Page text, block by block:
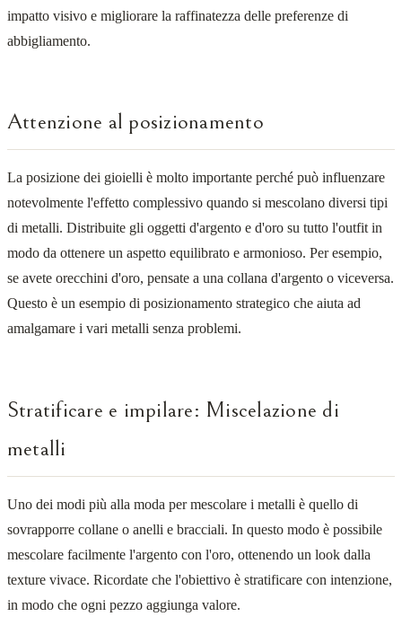
impatto visivo e migliorare la raffinatezza delle preferenze di
abbigliamento.
Attenzione al posizionamento
La posizione dei gioielli è molto importante perché può influenzare
notevolmente l'effetto complessivo quando si mescolano diversi tipi
di metalli. Distribuite gli oggetti d'argento e d'oro su tutto l'outfit in
modo da ottenere un aspetto equilibrato e armonioso. Per esempio,
se avete orecchini d'oro, pensate a una collana d'argento o viceversa.
Questo è un esempio di posizionamento strategico che aiuta ad
amalgamare i vari metalli senza problemi.
Stratificare e impilare: Miscelazione di
metalli
Uno dei modi più alla moda per mescolare i metalli è quello di
sovrapporre collane o anelli e bracciali. In questo modo è possibile
mescolare facilmente l'argento con l'oro, ottenendo un look dalla
texture vivace. Ricordate che l'obiettivo è stratificare con intenzione,
in modo che ogni pezzo aggiunga valore.